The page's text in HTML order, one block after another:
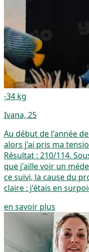
-34 kg
Ivana, 25
Au début de l'année
alors j'ai pris ma
Résultat : 210/114.
que j'aille voir un
ce suivi, la cause du
claire : j'étais en
en savoir plus